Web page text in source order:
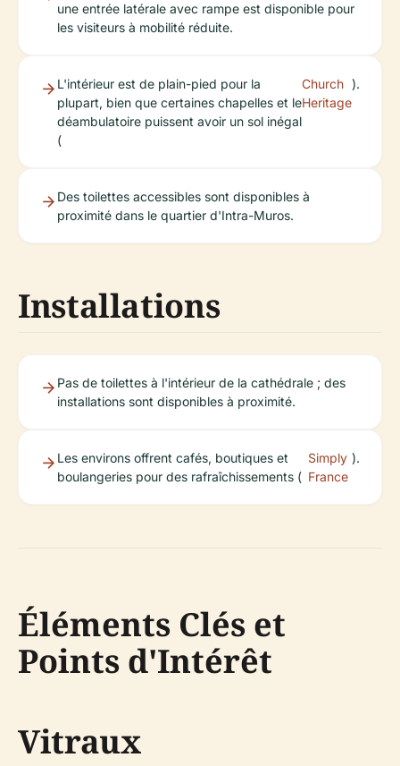
une entrée latérale avec rampe est disponible pour
les visiteurs à mobilité réduite.
L'intérieur est de plain-pied pour la
plupart, bien que certaines chapelles et le
déambulatoire puissent avoir un sol inégal
(
Church
Heritage
).
Des toilettes accessibles sont disponibles à
proximité dans le quartier d'Intra-Muros.
Installations
Pas de toilettes à l'intérieur de la cathédrale ; des
installations sont disponibles à proximité.
Les environs offrent cafés, boutiques et
boulangeries pour des rafraîchissements (
Simply
France
).
Éléments Clés et
Points d'Intérêt
Vitraux